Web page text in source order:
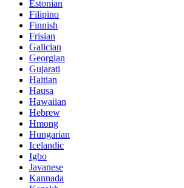
Estonian
Filipino
Finnish
Frisian
Galician
Georgian
Gujarati
Haitian
Hausa
Hawaiian
Hebrew
Hmong
Hungarian
Icelandic
Igbo
Javanese
Kannada